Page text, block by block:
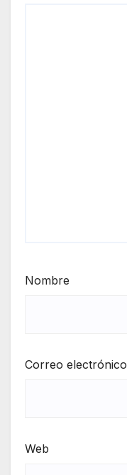
Nombre
Correo electrónico
Web